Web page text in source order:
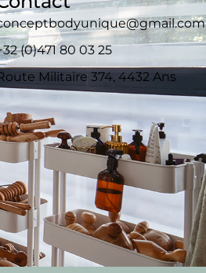
(0)471 80 03 25
Militaire 374, 4432 Ans